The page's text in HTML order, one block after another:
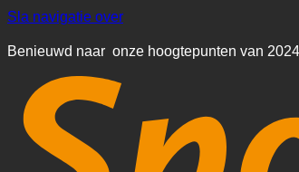
Sla navigatie over
Benieuwd naar onze hoogtepunten van